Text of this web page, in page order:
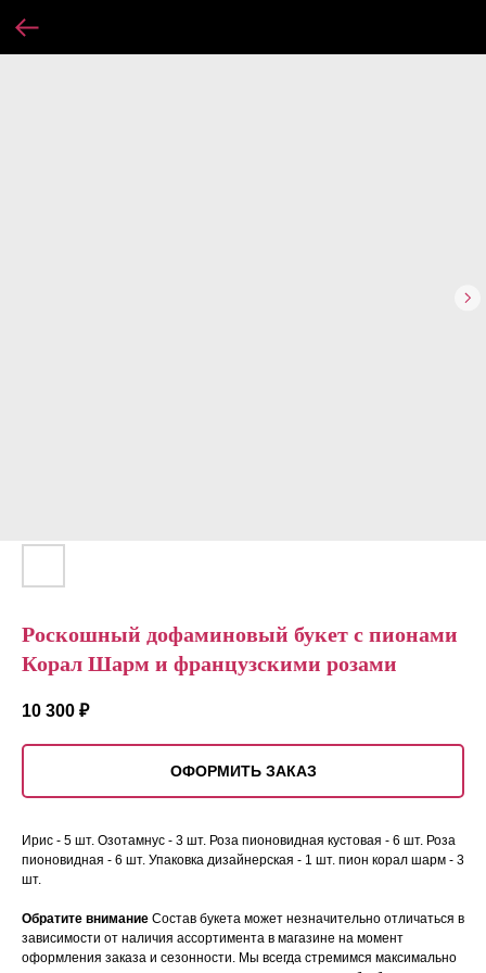
Роскошный дофаминовый букет с пионами
Корал Шарм и французскими розами
10 300 ₽
ОФОРМИТЬ ЗАКАЗ
Ирис - 5 шт. Озотамнус - 3 шт. Роза пионовидная кустовая - 6 шт. Роза
пионовидная - 6 шт. Упаковка дизайнерская - 1 шт. пион корал шарм - 3
шт.
Обратите внимание Состав букета может незначительно отличаться в
зависимости от наличия ассортимента в магазине на момент
оформления заказа и сезонности. Мы всегда стремимся максимально